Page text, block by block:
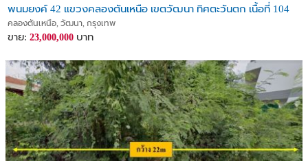
พนมยงค์ 42 แขวงคลองตันเหนือ เขตวัฒนา ทิศตะวันตก เนื้อที่ 104
ตารางวา
คลองตันเหนือ, วัฒนา, กรุงเทพ
ขาย: 23,000,000 บาท